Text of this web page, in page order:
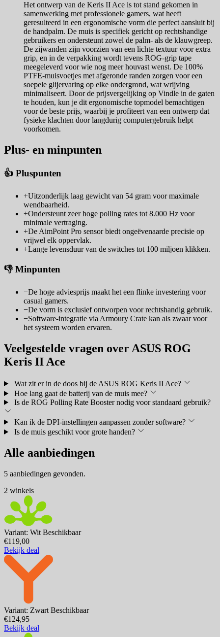
Het ontwerp van de Keris II Ace is tot stand gekomen in
samenwerking met professionele gamers, wat heeft
geresulteerd in een ergonomische vorm die perfect aansluit bij
de handpalm. De muis is specifiek gericht op rechtshandige
gebruikers en ondersteunt zowel de palm- als de klauwgreep.
De zijwanden zijn voorzien van een lichte textuur voor extra
grip, en in de verpakking wordt tevens ROG-grip tape
meegeleverd voor wie nog meer houvast wenst. De 100%
PTFE-muisvoetjes met afgeronde randen zorgen voor een
soepele glijervaring op elke ondergrond, wat wrijving
minimaliseert. Door de prijsvergelijking op Vindle in de gaten
te houden, kun je dit ergonomische topmodel bemachtigen
voor de beste prijs, waarbij je profiteert van een ontwerp dat
fysieke klachten door langdurig computergebruik helpt
voorkomen.
Plus- en minpunten
👍 Pluspunten
+Uitzonderlijk laag gewicht van 54 gram voor maximale
wendbaarheid.
+Ondersteunt zeer hoge polling rates tot 8.000 Hz voor
minimale vertraging.
+De AimPoint Pro sensor biedt ongeëvenaarde precisie op
vrijwel elk oppervlak.
+Lange levensduur van de switches tot 100 miljoen klikken.
👎 Minpunten
−De hoge adviesprijs maakt het een flinke investering voor
casual gamers.
−De vorm is exclusief ontworpen voor rechtshandig gebruik.
−Software-integratie via Armoury Crate kan als zwaar voor
het systeem worden ervaren.
Veelgestelde vragen over ASUS ROG
Keris II Ace
Wat zit er in de doos bij de ASUS ROG Keris II Ace?
Hoe lang gaat de batterij van de muis mee?
Is de ROG Polling Rate Booster nodig voor standaard gebruik?
Kan ik de DPI-instellingen aanpassen zonder software?
Is de muis geschikt voor grote handen?
Alle aanbiedingen
5 aanbiedingen gevonden.
2 winkels
Variant: Wit Beschikbaar
€119,00
Bekijk deal
Variant: Zwart Beschikbaar
€124,95
Bekijk deal